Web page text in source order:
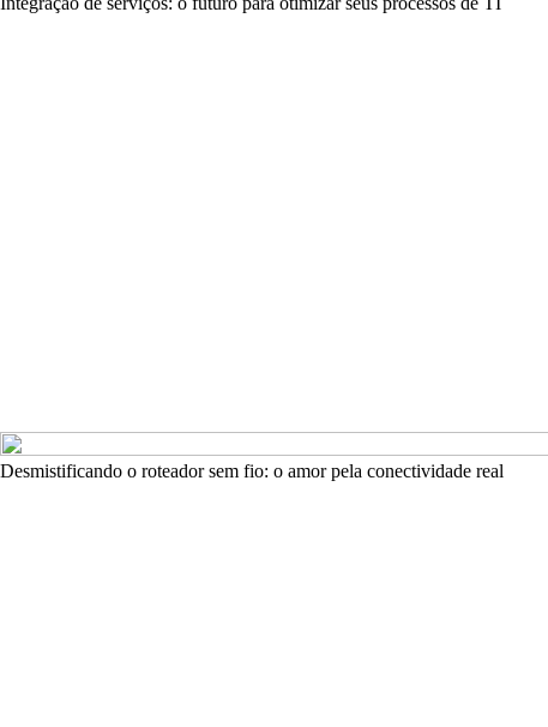
Desmistificando o roteador sem fio: o amor pela conectividade real